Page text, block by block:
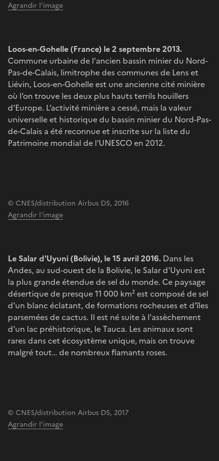
Agrandir l'image
Loos-en-Gohelle (France) le 2 septembre 2013.
Commune urbaine de l'ancien bassin minier du Nord-
Pas-de-Calais, limitrophe des communes de Lens et
Liévin, Loos-en-Gohelle est une ancienne cité minière
où l’on trouve les deux plus hauts terrils houillers
d'Europe. L’activité minière a cessé, mais la valeur
universelle et historique du bassin minier du Nord-Pas-
de-Calais a été reconnue et inscrite sur la liste du
Patrimoine mondial de l’UNESCO en 2012.
© CNES/distribution Airbus DS, 2016
Agrandir l'image
Le Salar d'Uyuni (Bolivie), le 15 avril 2016. Dans les
Andes, au sud-ouest de la Bolivie, le Salar d'Uyuni est
la plus grande étendue de sel du monde. Ce paysage
désertique de presque 11 000 km² est composé de sel
d'un blanc éclatant, de formations rocheuses et d'îles
parsemées de cactus. Il est né suite à l'assèchement
d'un lac préhistorique, le Tauca. Les animaux sont
rares dans cet écosystème unique, mais on trouve
malgré tout… de nombreux flamants roses.
© CNES/distribution Airbus DS, 2017
Agrandir l'image